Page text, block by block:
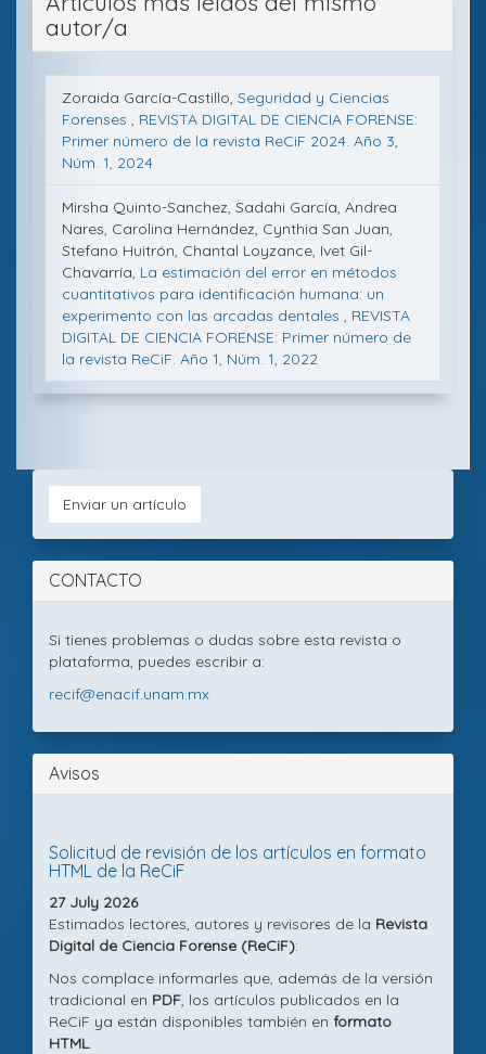
autor/a
Zoraida García-Castillo, Seguridad y Ciencias
Forenses , REVISTA DIGITAL DE CIENCIA FORENSE:
Primer número de la revista ReCiF 2024. Año 3,
Núm. 1, 2024
Mirsha Quinto-Sanchez, Sadahi García, Andrea
Nares, Carolina Hernández, Cynthia San Juan,
Stefano Huitrón, Chantal Loyzance, Ivet Gil-
Chavarría, La estimación del error en métodos
cuantitativos para identificación humana: un
experimento con las arcadas dentales , REVISTA
DIGITAL DE CIENCIA FORENSE: Primer número de
la revista ReCiF. Año 1, Núm. 1, 2022
un
Enviar un artículo
CONTACTO
Si tienes problemas o dudas sobre esta revista o
plataforma, puedes escribir a:
recif@enacif.unam.mx
Avisos
Solicitud de revisión de los artículos en formato
HTML de la ReCiF
27 July 2026
Estimados lectores, autores y revisores de la Revista
Digital de Ciencia Forense (ReCiF):
Nos complace informarles que, además de la versión
tradicional en PDF, los artículos publicados en la
ReCiF ya están disponibles también en formato
HTML.
datos
de